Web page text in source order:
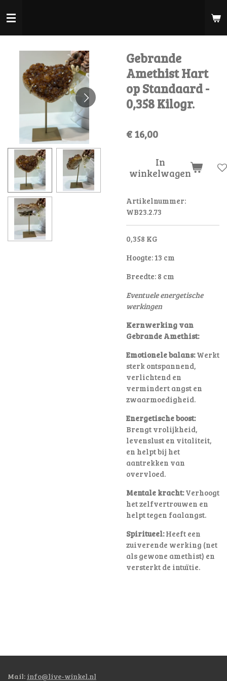
direct
Gebrande
Amethist Hart
op Standaard -
0,358 Kilogr.
€ 16,00
In
winkelwagen
Artikelnummer:
WB23.2.73
0,358 KG
Hoogte: 13 cm
Breedte: 8 cm
Eventuele energetische
werkingen
Kernwerking van
Gebrande Amethist:
Emotionele balans:Werkt
sterk ontspannend,
verlichtend en
vermindert angst en
zwaarmoedigheid.
Energetische boost:
Brengt vrolijkheid,
levenslust en vitaliteit,
en helpt bij het
aantrekken van
overvloed.
Mentale kracht:Verhoogt
het zelfvertrouwen en
helpt tegen faalangst.
Spiritueel:Heeft een
zuiverende werking (net
als gewone amethist) en
versterkt de intuïtie.
Mail: info@live-winkel.nl